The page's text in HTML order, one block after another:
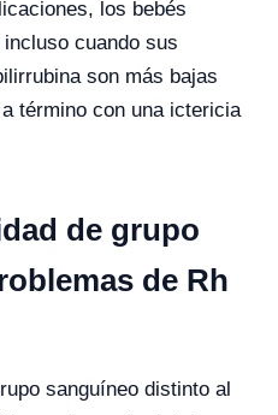
los bebés
cuando sus
son más bajas
término con una ictericia
de grupo
de Rh
sanguíneo distinto al